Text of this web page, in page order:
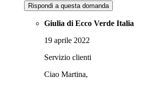
Rispondi a questa domanda
Giulia di Ecco Verde Italia
19 aprile 2022
Servizio clienti
Ciao Martina,